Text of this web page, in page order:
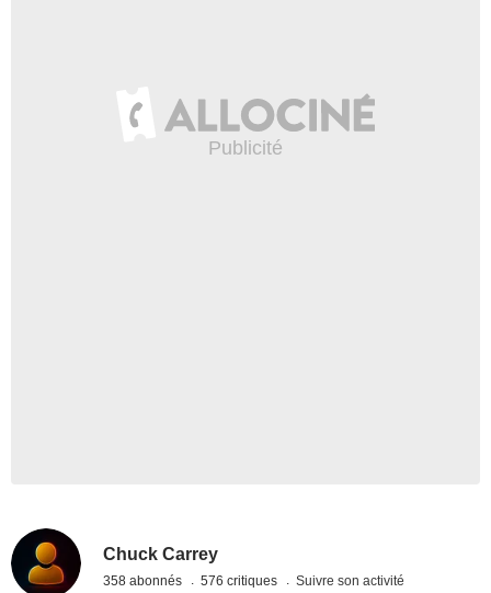
Chuck Carrey
358 abonnés 576 critiques Suivre son activité